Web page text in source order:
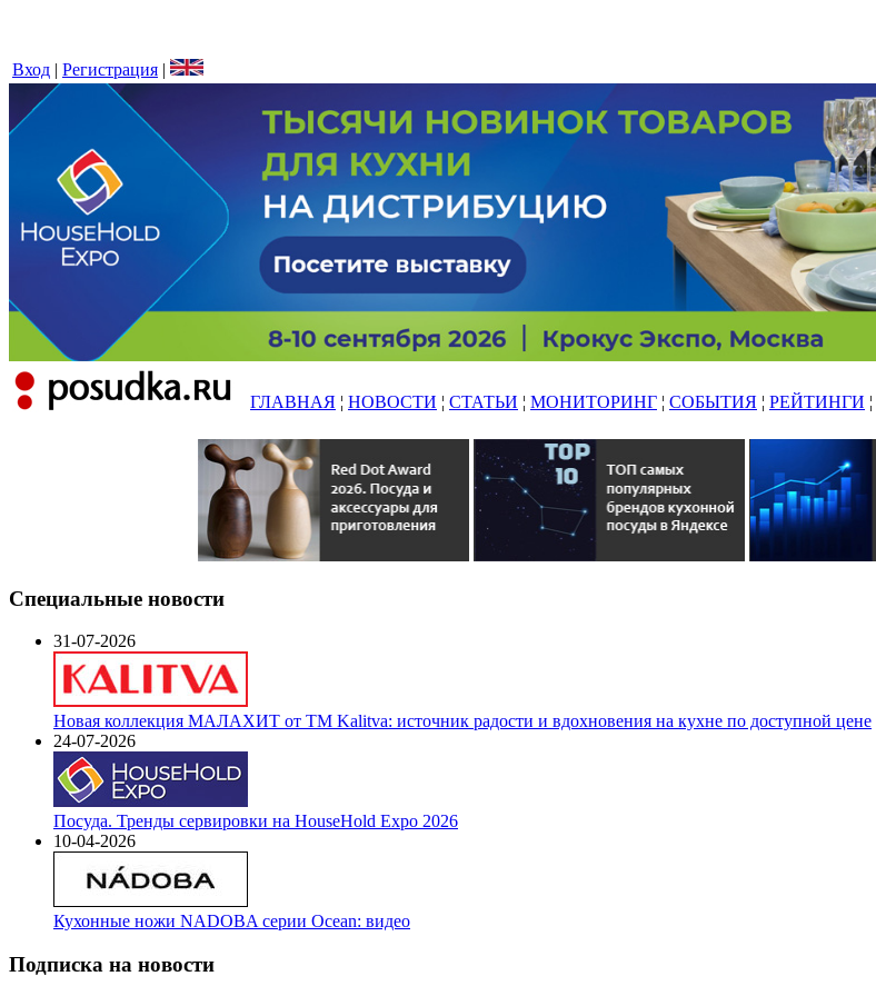
Вход | Регистрация |
ГЛАВНАЯ ¦ НОВОСТИ ¦ СТАТЬИ ¦ МОНИТОРИНГ ¦ СОБЫТИЯ ¦ РЕЙТИНГИ ¦
Специальные новости
31-07-2026
Новая коллекция МАЛАХИТ от ТМ Kalitva: источник радости и вдохновения на кухне по доступной цене
24-07-2026
Посуда. Тренды сервировки на HouseHold Expo 2026
10-04-2026
Кухонные ножи NADOBA серии Ocean: видео
Подписка на новости